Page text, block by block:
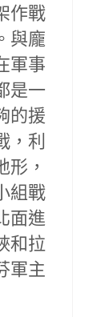
作戰
與龐
軍事
是一
的援
，利
形，
組戰
面進
和拉
軍主